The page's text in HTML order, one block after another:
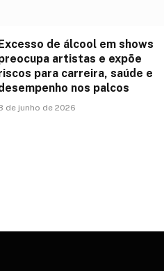
de álcool em shows
artistas e expõe
para carreira, saúde e
nos palcos
de junho de 2026